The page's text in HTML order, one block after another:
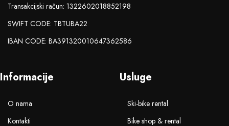
Transakcijski račun: 1322602018852198
SWIFT CODE: TBTUBA22
IBAN CODE: BA391320010647362586
Informacije
O nama
Kontakti
Usluge
Ski-bike rental
Bike shop & rental